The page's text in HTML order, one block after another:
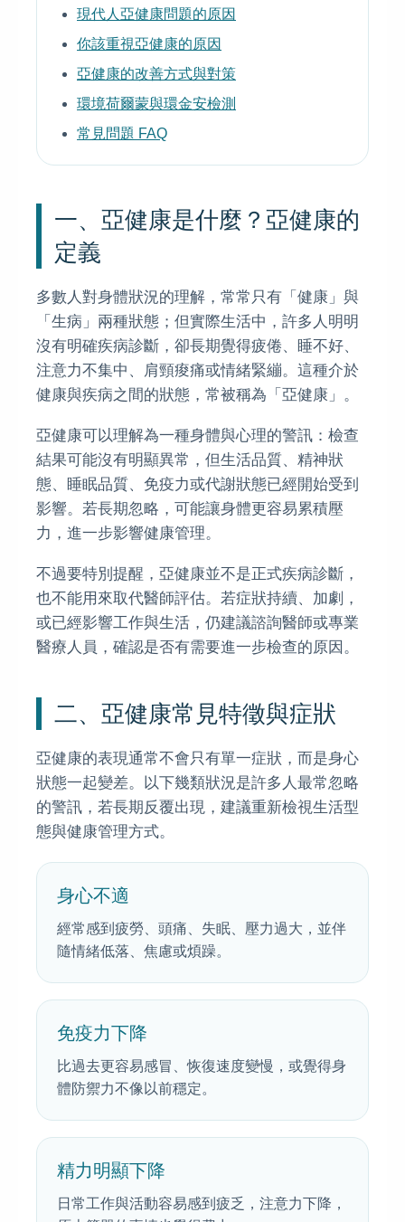
現代人亞健康問題的原因
你該重視亞健康的原因
亞健康的改善方式與對策
環境荷爾蒙與環金安檢測
常見問題 FAQ
一、亞健康是什麼？亞健康的
定義
多數人對身體狀況的理解，常常只有「健康」與
「生病」兩種狀態；但實際生活中，許多人明明
沒有明確疾病診斷，卻長期覺得疲倦、睡不好、
注意力不集中、肩頸痠痛或情緒緊繃。這種介於
健康與疾病之間的狀態，常被稱為「亞健康」。
亞健康可以理解為一種身體與心理的警訊：檢查
結果可能沒有明顯異常，但生活品質、精神狀
態、睡眠品質、免疫力或代謝狀態已經開始受到
影響。若長期忽略，可能讓身體更容易累積壓
力，進一步影響健康管理。
不過要特別提醒，亞健康並不是正式疾病診斷，
也不能用來取代醫師評估。若症狀持續、加劇，
或已經影響工作與生活，仍建議諮詢醫師或專業
醫療人員，確認是否有需要進一步檢查的原因。
二、亞健康常見特徵與症狀
亞健康的表現通常不會只有單一症狀，而是身心
狀態一起變差。以下幾類狀況是許多人最常忽略
的警訊，若長期反覆出現，建議重新檢視生活型
態與健康管理方式。
身心不適
經常感到疲勞、頭痛、失眠、壓力過大，並伴
隨情緒低落、焦慮或煩躁。
免疫力下降
比過去更容易感冒、恢復速度變慢，或覺得身
體防禦力不像以前穩定。
精力明顯下降
日常工作與活動容易感到疲乏，注意力下降，